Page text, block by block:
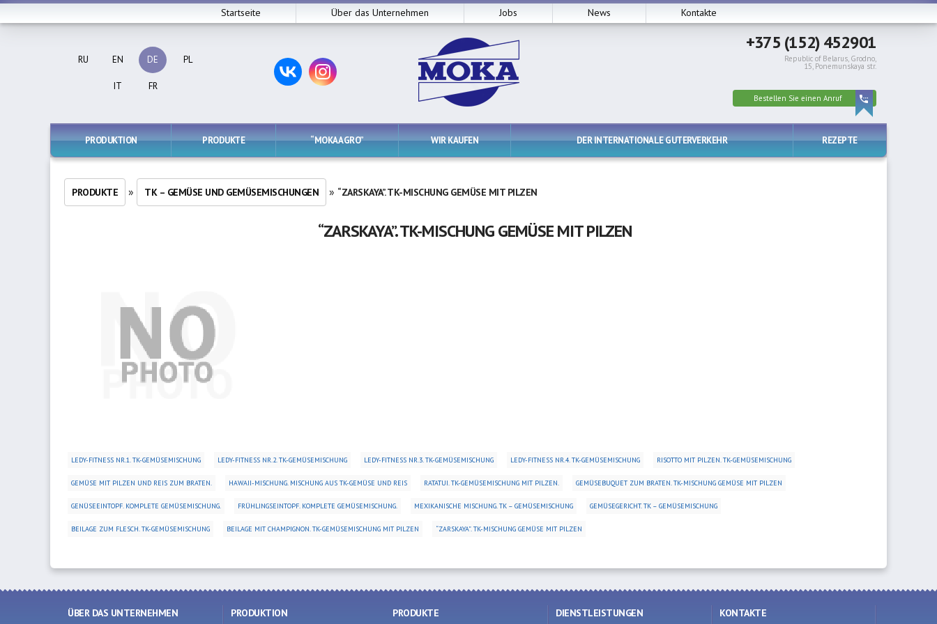
Startseite Über das Unternehmen Jobs News Kontakte
RU EN DE PL
IT FR
+375 (152) 452901
Republic of Belarus, Grodno,
15, Ponemunskaya str.
Bestellen Sie einen Anruf
PRODUKTION PRODUKTE “MOKA AGRO” WIR KAUFEN DER INTERNATIONALE GUTERVERKEHR REZEPTE
PRODUKTE » TK – GEMÜSE UND GEMÜSEMISCHUNGEN » “ZARSKAYA”. TK-MISCHUNG GEMÜSE MIT PILZEN
“ZARSKAYA”. TK-MISCHUNG GEMÜSE MIT PILZEN
LEDY-FITNESS NR.1. TK-GEMÜSEMISCHUNG LEDY-FITNESS NR.2. TK-GEMÜSEMISCHUNG LEDY-FITNESS NR.3. TK-GEMÜSEMISCHUNG LEDY-FITNESS NR.4. TK-GEMÜSEMISCHUNG RISOTTO MIT PILZEN. TK-GEMÜSEMISCHUNG
GEMÜSE MIT PILZEN UND REIS ZUM BRATEN. HAWAII-MISCHUNG. MISCHUNG AUS TK-GEMÜSE UND REIS RATATUI. TK-GEMÜSEMISCHUNG MIT PILZEN. GEMÜSEBUQUET ZUM BRATEN. TK-MISCHUNG GEMÜSE MIT PILZEN
GENÜSEEINTOPF. KOMPLETE GEMÜSEMISCHUNG. FRÜHLINGSEINTOPF. KOMPLETE GEMÜSEMISCHUNG. MEXIKANISCHE MISCHUNG. TK – GEMÜSEMISCHUNG GEMÜSEGERICHT. TK – GEMÜSEMISCHUNG
BEILAGE ZUM FLESCH. TK-GEMÜSEMISCHUNG BEILAGE MIT CHAMPIGNON. TK-GEMÜSEMISCHUNG MIT PILZEN “ZARSKAYA”. TK-MISCHUNG GEMÜSE MIT PILZEN
ÜBER DAS UNTERNEHMEN PRODUKTION PRODUKTE DIENSTLEISTUNGEN KONTAKTE